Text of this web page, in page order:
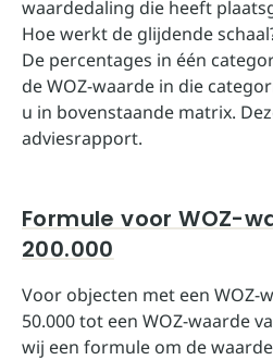
waardedaling die heeft
Hoe werkt de glijdende
De percentages in één
de WOZ-waarde in die
u in bovenstaande matrix.
adviesrapport.
Formule voor WOZ-
200.000
Voor objecten met een WOZ-
50.000 tot een WOZ-waarde
wij een formule om de